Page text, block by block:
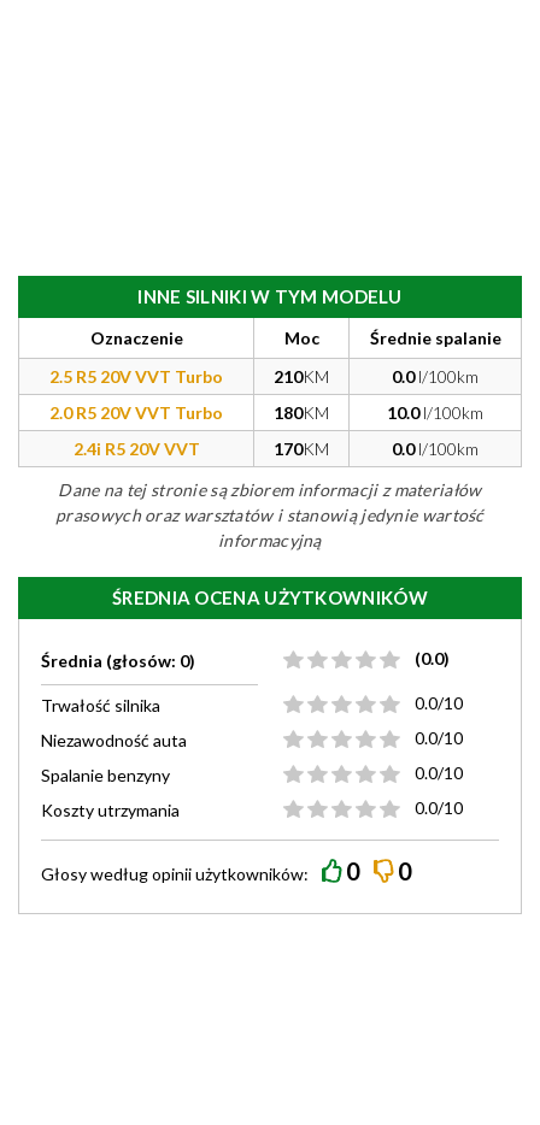
INNE SILNIKI W TYM MODELU
Oznaczenie Moc
Średnie spalanie
2.5 R5 20V VVT Turbo
210KM 0.0l/100km
2.0 R5 20V VVT Turbo
180KM 10.0l/100km
2.4i R5 20V VVT
170KM 0.0l/100km
Dane na tej stronie są zbiorem informacji z materiałów
prasowych oraz warsztatów i stanowią jedynie wartość
informacyjną
ŚREDNIA OCENA UŻYTKOWNIKÓW
Średnia (głosów: 0) (0.0)
Trwałość silnika
0.0/10
Niezawodność auta
0.0/10
Spalanie benzyny
0.0/10
Koszty utrzymania
0.0/10
Głosy wedługopiniiużytkowników: 0 0